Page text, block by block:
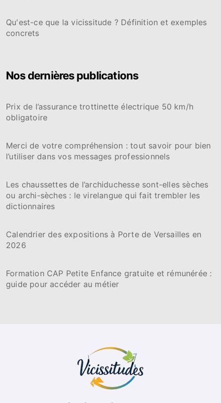
Qu'est-ce que la vicissitude ? Définition et exemples
concrets
Nos dernières publications
Prix de l’assurance trottinette électrique 50 km/h
obligatoire
Merci de votre compréhension : tout savoir pour bien
l’utiliser dans vos messages professionnels
Les chaussettes de l’archiduchesse sont-elles sèches
ou archi-sèches : le virelangue qui fait trembler les
dictionnaires
Calendrier des expositions à Porte de Versailles en
2026
Formation CAP Petite Enfance gratuite et rémunérée :
guide pour accéder au métier